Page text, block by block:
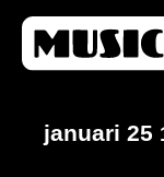
januari 25